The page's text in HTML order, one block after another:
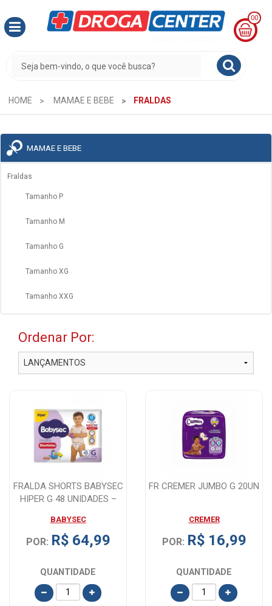
00
CESTA
R$
0,00
HOME MAMAE E BEBE FRALDAS
MAMAE E BEBE
Fraldas
Tamanho P
Tamanho M
Tamanho G
Tamanho XG
Tamanho XXG
Ordenar Por:
FRALDA SHORTS BABYSEC
HIPER G 48 UNIDADES –
BABYSEC
POR: R$ 64,99
QUANTIDADE
FR CREMER JUMBO G 20UN
CREMER
POR: R$ 16,99
QUANTIDADE